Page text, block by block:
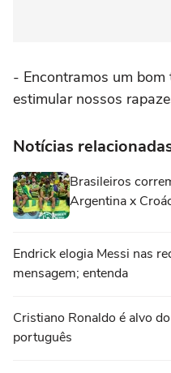
- Encontramos um
estimular nossos
Notícias
Brasileiros
Argentina x
Endrick elogia Messi nas
mensagem; entenda
Cristiano Ronaldo é alvo
português